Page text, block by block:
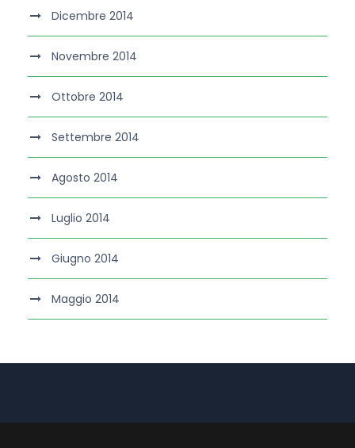
Dicembre 2014
Novembre 2014
Ottobre 2014
Settembre 2014
Agosto 2014
Luglio 2014
Giugno 2014
Maggio 2014